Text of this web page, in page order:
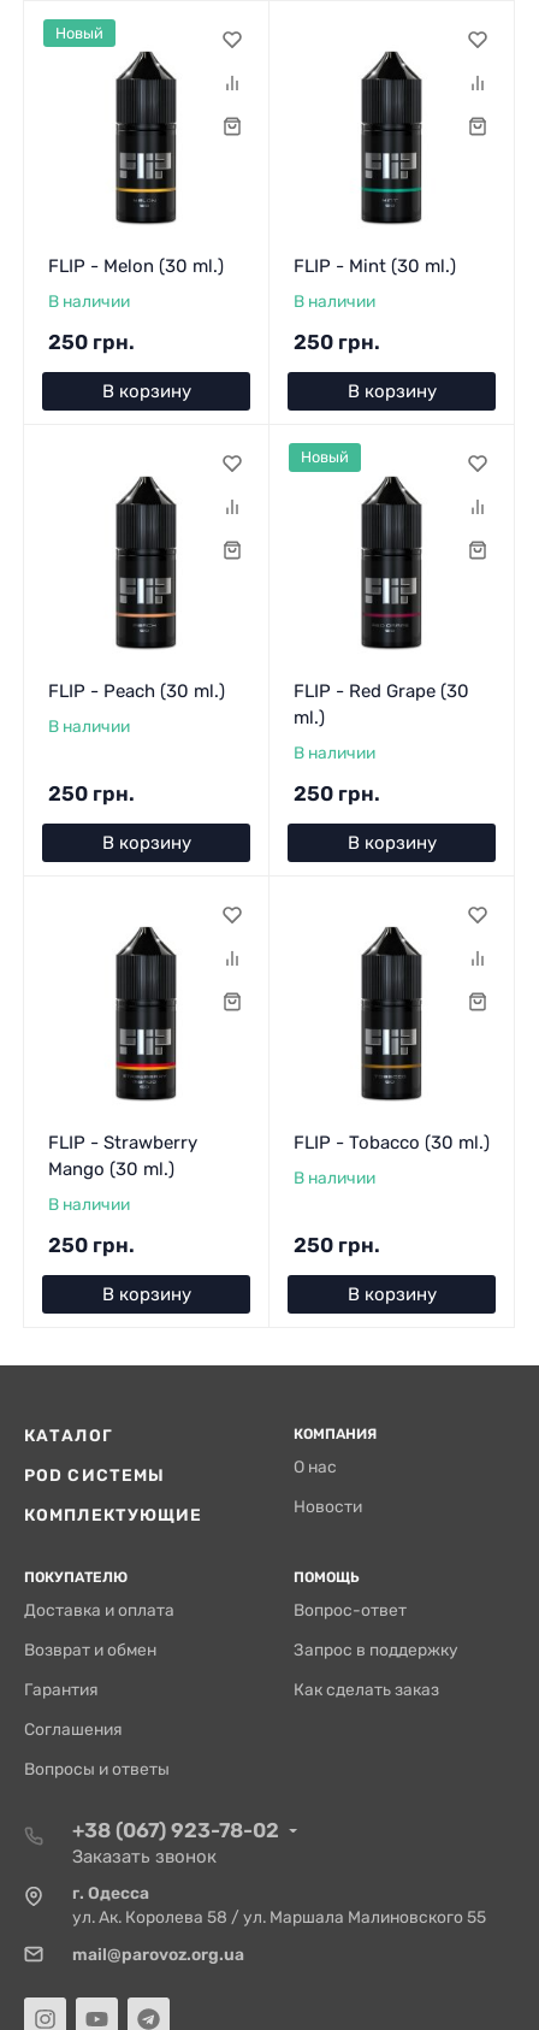
FLIP - Melon (30 ml.)
В наличии
250 грн.
В корзину
Новый
FLIP - Mint (30 ml.)
В наличии
250 грн.
В корзину
FLIP - Peach (30 ml.)
В наличии
250 грн.
В корзину
FLIP - Red Grape (30
ml.)
В наличии
250 грн.
В корзину
Новый
FLIP - Strawberry
Mango (30 ml.)
В наличии
250 грн.
В корзину
FLIP - Tobacco (30 ml.)
В наличии
250 грн.
В корзину
КАТАЛОГ
POD СИСТЕМЫ
КОМПЛЕКТУЮЩИЕ
КОМПАНИЯ
О нас
Новости
ПОКУПАТЕЛЮ
Доставка и оплата
Возврат и обмен
Гарантия
Соглашения
Вопросы и ответы
ПОМОЩЬ
Вопрос-ответ
Запрос в поддержку
Как сделать заказ
+38 (067) 923-78-02
Заказать звонок
г. Одесса
ул. Ак. Королева 58 / ул. Маршала Малиновского 55
mail@parovoz.org.ua